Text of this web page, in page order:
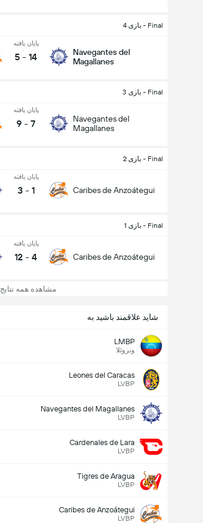
Final - بازی 4
Navegantes del
Magallanes
پایان یافته
14
-
5
Final - بازی 3
Navegantes del
Magallanes
پایان یافته
7
-
9
Final - بازی 2
Caribes de Anzoátegui
پایان یافته
1
-
3
Final - بازی 1
Caribes de Anzoátegui
پایان یافته
4
-
12
مشاهده همه نتایج
شاید علاقمند باشید به
LMBP
ونزوئلا
Leones del Caracas
LVBP
Navegantes del Magallanes
LVBP
Cardenales de Lara
LVBP
Tigres de Aragua
LVBP
Caribes de Anzoátegui
LVBP